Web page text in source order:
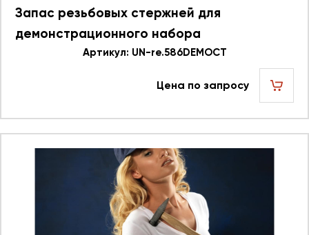
Запас резьбовых стержней для
демонстрационного набора
586.596DEMOCT UN re.586DEMOCT 623748
Артикул: UN-re.586DEMOCT
Цена по запросу